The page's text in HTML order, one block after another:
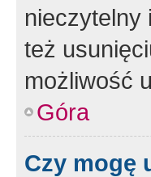
nieczytelny
też
możliwość
Góra
Czy mogę